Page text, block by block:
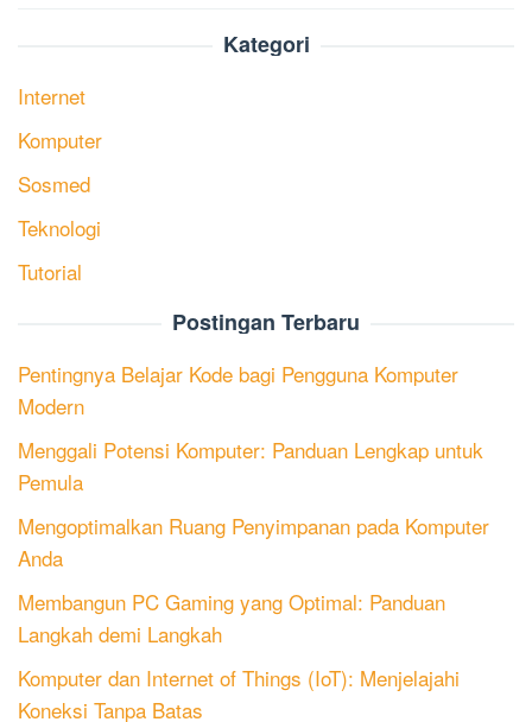
Kategori
Internet
Komputer
Sosmed
Teknologi
Tutorial
Postingan Terbaru
Pentingnya Belajar Kode bagi Pengguna Komputer
Modern
Menggali Potensi Komputer: Panduan Lengkap untuk
Pemula
Mengoptimalkan Ruang Penyimpanan pada Komputer
Anda
Membangun PC Gaming yang Optimal: Panduan
Langkah demi Langkah
Komputer dan Internet of Things (IoT): Menjelajahi
Koneksi Tanpa Batas